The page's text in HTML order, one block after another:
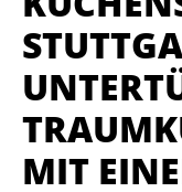
MIT